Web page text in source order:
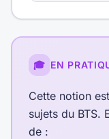
🎓 EN
Cette notion
sujets du BTS.
de :